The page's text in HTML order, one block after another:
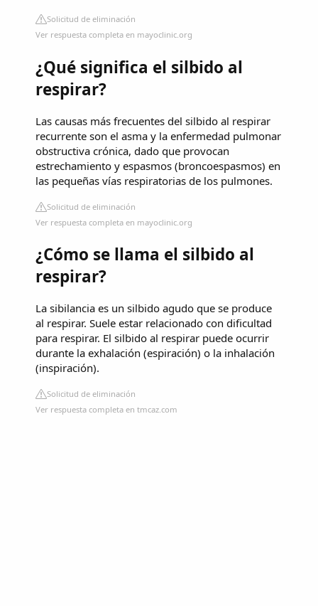
Solicitud de eliminación
Ver respuesta completa en mayoclinic.org
¿Qué significa el silbido al
respirar?
Las causas más frecuentes del silbido al respirar
recurrente son el asma y la enfermedad pulmonar
obstructiva crónica, dado que provocan
estrechamiento y espasmos (broncoespasmos) en
las pequeñas vías respiratorias de los pulmones.
Solicitud de eliminación
Ver respuesta completa en mayoclinic.org
¿Cómo se llama el silbido al
respirar?
La sibilancia es un silbido agudo que se produce
al respirar. Suele estar relacionado con dificultad
para respirar. El silbido al respirar puede ocurrir
durante la exhalación (espiración) o la inhalación
(inspiración).
Solicitud de eliminación
Ver respuesta completa en tmcaz.com